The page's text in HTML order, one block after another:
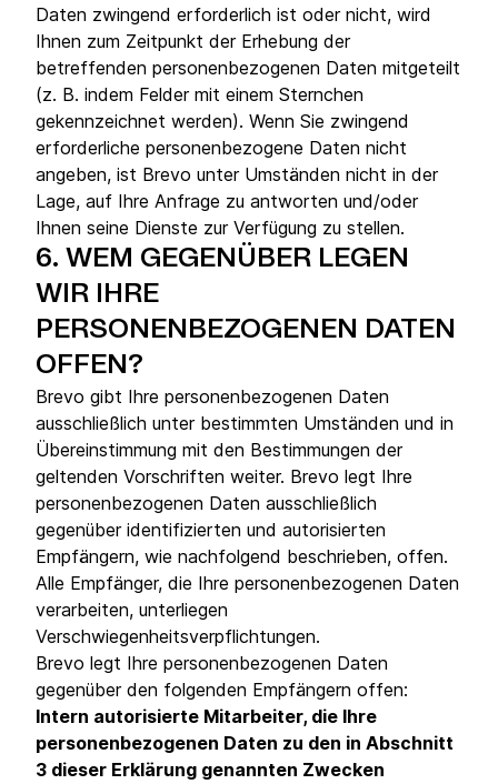
Daten zwingend erforderlich ist oder nicht, wird
Ihnen zum Zeitpunkt der Erhebung der
betreffenden personenbezogenen Daten mitgeteilt
(z. B. indem Felder mit einem Sternchen
gekennzeichnet werden). Wenn Sie zwingend
erforderliche personenbezogene Daten nicht
angeben, ist Brevo unter Umständen nicht in der
Lage, auf Ihre Anfrage zu antworten und/oder
Ihnen seine Dienste zur Verfügung zu stellen.
6. WEM GEGENÜBER LEGEN
WIR IHRE
PERSONENBEZOGENEN DATEN
OFFEN?
Brevo gibt Ihre personenbezogenen Daten
ausschließlich unter bestimmten Umständen und in
Übereinstimmung mit den Bestimmungen der
geltenden Vorschriften weiter. Brevo legt Ihre
personenbezogenen Daten ausschließlich
gegenüber identifizierten und autorisierten
Empfängern, wie nachfolgend beschrieben, offen.
Alle Empfänger, die Ihre personenbezogenen Daten
verarbeiten, unterliegen
Verschwiegenheitsverpflichtungen.
Brevo legt Ihre personenbezogenen Daten
gegenüber den folgenden Empfängern offen:
Intern autorisierte Mitarbeiter, die Ihre
personenbezogenen Daten zu den in Abschnitt
3 dieser Erklärung genannten Zwecken